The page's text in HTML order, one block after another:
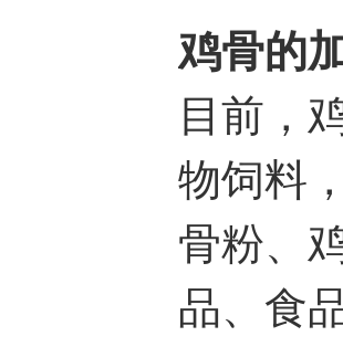
鸡骨的
目前，
物饲料
骨粉、
品、食